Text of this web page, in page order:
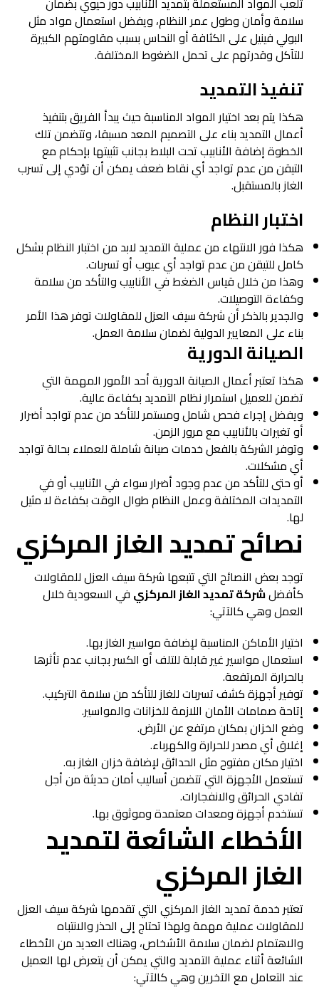
سلامة وأمان وطول عمر النظام، ويفضل استعمال مواد مثل
البولي فينيل على الكثافة أو النحاس بسبب مقاومتهم الكبيرة
للتآكل وقدرتهم على تحمل الضغوط المختلفة.
تنفيذ التمديد
هكذا يتم بعد اختيار المواد المناسبة حيث يبدأ الفريق بتنفيذ
أعمال التمديد بناء على التصميم المعد مسبقا، وتتضمن تلك
الخطوة إضافة الأنابيب تحت البلاط بجانب تثبيتها بإحكام مع
التيقن من عدم تواجد أي نقاط ضعف يمكن أن تؤدي إلى تسرب
الغاز بالمستقبل.
اختبار النظام
هكذا فور الانتهاء من عملية التمديد لابد من اختبار النظام بشكل
كامل للتيقن من عدم تواجد أي عيوب أو تسربات.
وهذا من خلال قياس الضغط في الأنابيب والتأكد من سلامة
وكفاءة التوصيلات.
والجدير بالذكر أن شركة سيف العزل للمقاولات توفر هذا الأمر
بناء على المعايير الدولية لضمان سلامة العمل.
الصيانة الدورية
هكذا تعتبر أعمال الصيانة الدورية أحد الأمور المهمة التي
تضمن للعميل استمرار نظام التمديد بكفاءة عالية.
ويفضل إجراء فحص شامل ومستمر للتأكد من عدم تواجد أضرار
أو تغيرات بالأنابيب مع مرور الزمن.
وتوفر الشركة بالفعل خدمات صيانة شاملة للعملاء بحالة تواجد
أي مشكلات.
أو حتى للتأكد من عدم وجود أضرار سواء في الأنابيب أو في
التمديدات المختلفة وعمل النظام طوال الوقت بكفاءة لا مثيل
لها.
نصائح تمديد الغاز المركزي
توجد بعض النصائح التي تتبعها شركة سيف العزل للمقاولات
كأفضلشركة تمديد الغاز المركزي في السعودية خلال
العمل وهي كالآتي:
اختيار الأماكن المناسبة لإضافة مواسير الغاز بها.
استعمال مواسير غير قابلة للتلف أو الكسر بجانب عدم تأثرها
بالحرارة المرتفعة.
توفير أجهزة كشف تسربات للغاز للتأكد من سلامة التركيب.
إتاحة صمامات الأمان اللازمة للخزانات والمواسير.
وضع الخزان بمكان مرتفع عن الأرض.
إغلاق أي مصدر للحرارة والكهرباء.
اختيار مكان مفتوح مثل الحدائق لإضافة خزان الغاز به.
تستعمل الأجهزة التي تتضمن أساليب أمان حديثة من أجل
تفادي الحرائق والانفجارات.
تستخدم أجهزة ومعدات معتمدة وموثوق بها.
الأخطاء الشائعة لتمديد
الغاز المركزي
تعتبر خدمة تمديد الغاز المركزي التي تقدمها شركة سيف العزل
للمقاولات عملية مهمة ولهذا تحتاج إلى الحذر والانتباه
والاهتمام لضمان سلامة الأشخاص، وهناك العديد من الأخطاء
الشائعة أثناء عملية التمديد والتي يمكن أن يتعرض لها العميل
عند التعامل مع الآخرين وهي كالآتي: